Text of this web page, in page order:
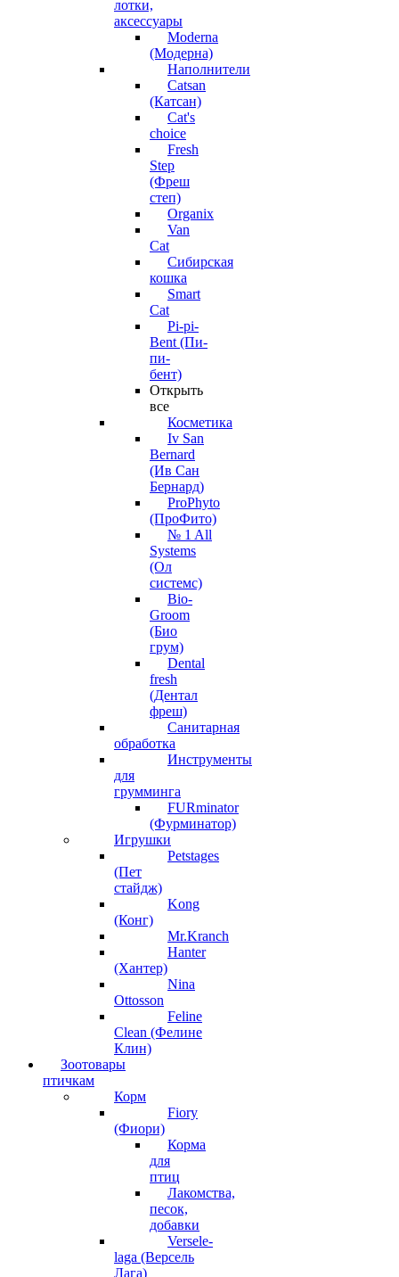
лотки,
аксессуары
Moderna
(Модерна)
Наполнители
Catsan
(Катсан)
Cat's
choice
Fresh
Step
(Фреш
степ)
Organix
Van
Cat
Сибирская
кошка
Smart
Cat
Pi-pi-
Bent (Пи-
пи-
бент)
Открыть
все
Косметика
Iv San
Bernard
(Ив Сан
Бернард)
ProPhyto
(ПроФито)
№ 1 All
Systems
(Ол
системс)
Bio-
Groom
(Био
грум)
Dental
fresh
(Дентал
фреш)
Санитарная
обработка
Инструменты
для
грумминга
FURminator
(Фурминатор)
Игрушки
Petstages
(Пет
стайдж)
Kong
(Конг)
Mr.Kranch
Hanter
(Хантер)
Nina
Ottosson
Feline
Clean (Фелине
Клин)
Зоотовары
птичкам
Корм
Fiory
(Фиори)
Корма
для
птиц
Лакомства,
песок,
добавки
Versele-
laga (Версель
Лага)